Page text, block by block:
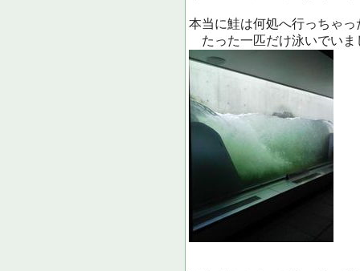
本当に鮭は何処へ行っちゃっ
たった一匹だけ泳いでいま